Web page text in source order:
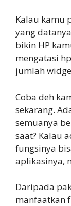
Kalau kamu
yang
bikin HP
mengatasi
jumlah
Coba deh
sekarang.
semuanya
saat? Kalau
fungsinya
aplikasinya,
Daripada
manfaatkan